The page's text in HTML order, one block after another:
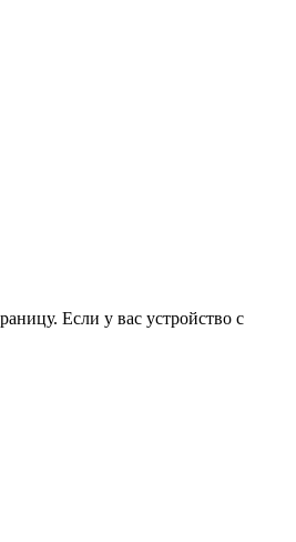
Если у вас устройство с